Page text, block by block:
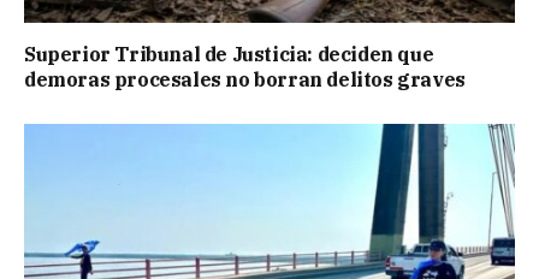
Superior Tribunal de Justicia: deciden que
demoras procesales no borran delitos graves